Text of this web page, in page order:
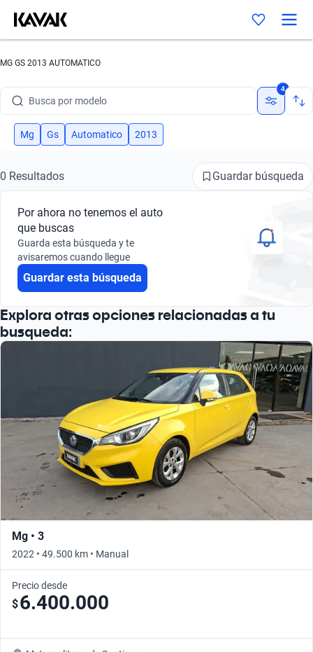
MG GS 2013 AUTOMATICO
Busca por modelo
Busca por versión
Busca por marca
Busca por modelo
Busca por versión
4
Mg Gs Automatico 2013
0 Resultados Guardar búsqueda
Por ahora no tenemos el auto
que buscas
Guarda esta búsqueda y te
avisaremos cuando llegue
Guardar esta búsqueda
Explora otras opciones relacionadas a tu
busqueda:
Mg • 3
2022 • 49.500 km • Manual
Precio desde
$6.400.000